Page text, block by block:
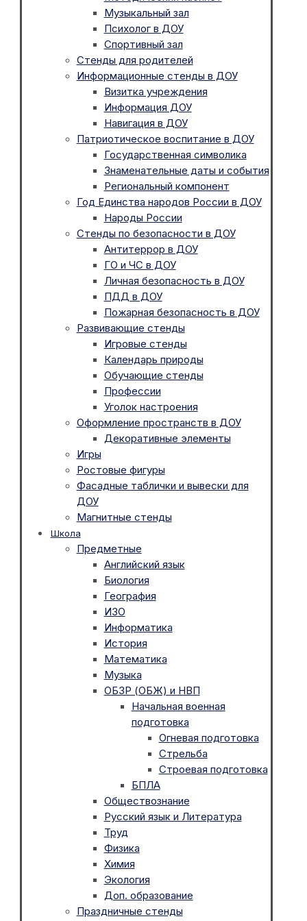
Музыкальный зал
Психолог в ДОУ
Спортивный зал
Стенды для родителей
Информационные стенды в ДОУ
Визитка учреждения
Информация ДОУ
Навигация в ДОУ
Патриотическое воспитание в ДОУ
Государственная символика
Знаменательные даты и события
Региональный компонент
Год Единства народов России в ДОУ
Народы России
Стенды по безопасности в ДОУ
Антитеррор в ДОУ
ГО и ЧС в ДОУ
Личная безопасность в ДОУ
ПДД в ДОУ
Пожарная безопасность в ДОУ
Развивающие стенды
Игровые стенды
Календарь природы
Обучающие стенды
Профессии
Уголок настроения
Оформление пространств в ДОУ
Декоративные элементы
Игры
Ростовые фигуры
Фасадные таблички и вывески для
ДОУ
Магнитные стенды
Школа
Предметные
Английский язык
Биология
География
ИЗО
Информатика
История
Математика
Музыка
ОБЗР (ОБЖ) и НВП
Начальная военная
подготовка
Огневая подготовка
Стрельба
Строевая подготовка
БПЛА
Обществознание
Русский язык и Литература
Труд
Физика
Химия
Экология
Доп. образование
Праздничные стенды